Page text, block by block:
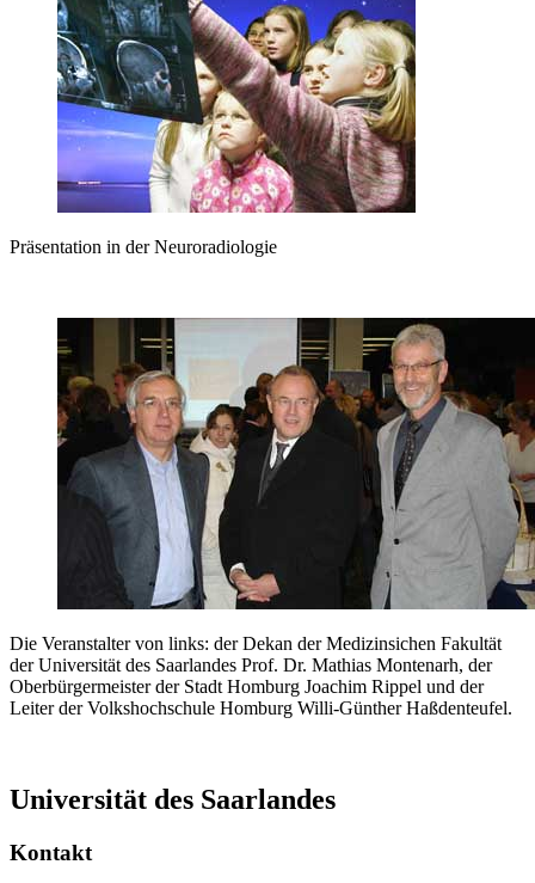
Präsentation in der Neuroradiologie
Die Veranstalter von links: der Dekan der Medizinsichen Fakultät
der Universität des Saarlandes Prof. Dr. Mathias Montenarh, der
Oberbürgermeister der Stadt Homburg Joachim Rippel und der
Leiter der Volkshochschule Homburg Willi-Günther Haßdenteufel.
Universität des Saarlandes
Kontakt